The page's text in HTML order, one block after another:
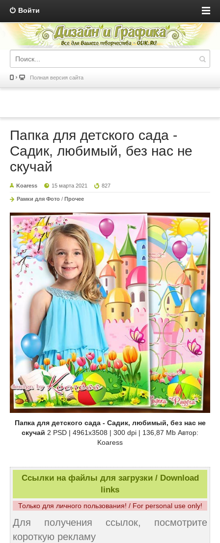
Войти
Полная версия сайта
Папка для детского сада -
Садик, любимый, без нас не
скучай
Koaress 15 марта 2021 827
Рамки для Фото / Прочее
Папка для детского сада - Садик, любимый, без нас не
скучай 2 PSD | 4961x3508 | 300 dpi | 136,87 Mb Автор:
Koaress
Ссылки на файлы для загрузки / Download
links
Только для личного пользования! / For personal use only!
Для получения ссылок, посмотрите
короткую рекламу